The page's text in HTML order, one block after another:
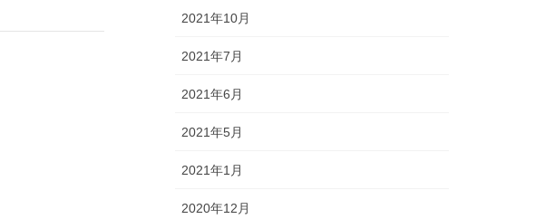
2021年10月
2021年7月
2021年6月
2021年5月
2021年1月
2020年12月